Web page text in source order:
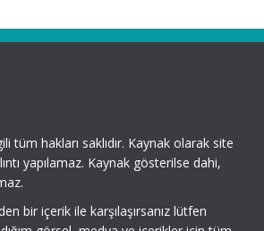
tüm hakları saklıdır. Kaynak olarak site
yapılamaz. Kaynak gösterilse dahi,
bir içerik ile karşılaşırsanız lütfen